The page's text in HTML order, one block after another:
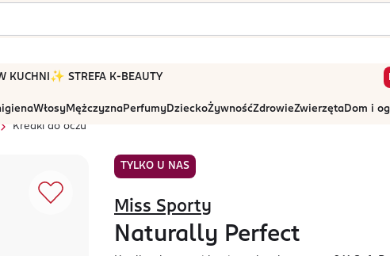
KUCHNI ✨ STREFA K-BEAUTY
WłosyMężczyznaPerfumyDzieckoŻywnośćZdrowieZwierzętaDom i
Kredki do oczu
TYLKO U NAS
Miss Sporty
Naturally Perfect